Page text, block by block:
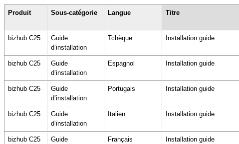
Produit Sous-catégorie Langue Titre
bizhub C25
Guide
d’installation
Tchèque Installation guide
bizhub C25
Guide
d’installation
Espagnol Installation guide
bizhub C25
Guide
d’installation
Portugais Installation guide
bizhub C25
Guide
d’installation
Italien Installation guide
bizhub C25
Guide
Français Installation guide